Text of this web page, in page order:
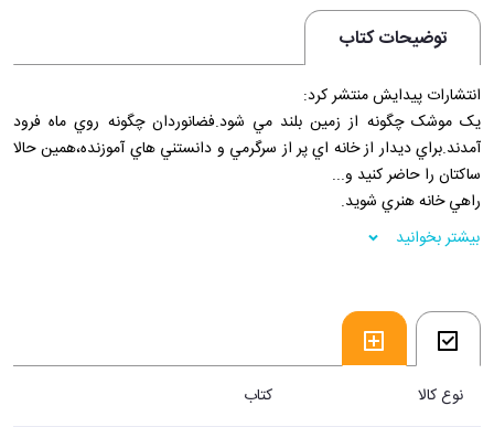
توضیحات کتاب
انتشارات پيدايش منتشر کرد:
يک موشک چگونه از زمين بلند مي شود.فضانوردان چگونه روي ماه فرود
آمدند.براي ديدار از خانه اي پر از سرگرمي و دانستني هاي آموزنده،همين حالا
ساکتان را حاضر کنيد و...
راهي خانه هنري شويد.
فروشگاه اينترنتي 30بوک
بیشتر بخوانید
نوع کالا کتاب